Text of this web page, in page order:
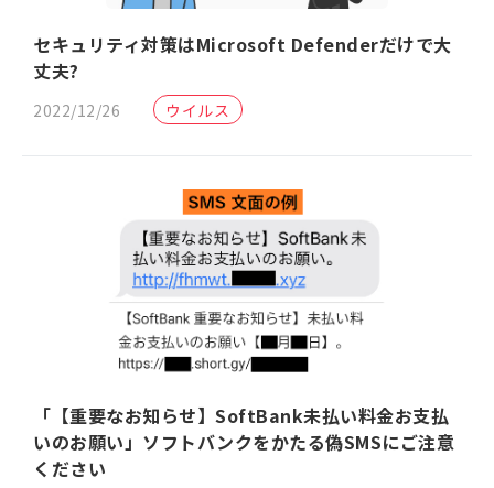
セキュリティ対策はMicrosoft Defenderだけで大
丈夫?
2022/12/26 ウイルス
「【重要なお知らせ】SoftBank未払い料金お支払
いのお願い」ソフトバンクをかたる偽SMSにご注意
ください